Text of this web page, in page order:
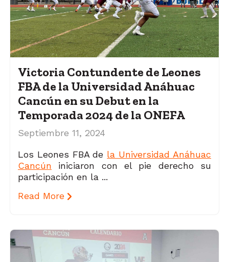
Victoria Contundente de Leones
FBA de la Universidad Anáhuac
Cancún en su Debut en la
Temporada 2024 de la ONEFA
Septiembre 11, 2024
Los Leones FBA de la Universidad Anáhuac
Cancún iniciaron con el pie derecho su
participación en la ...
Read More